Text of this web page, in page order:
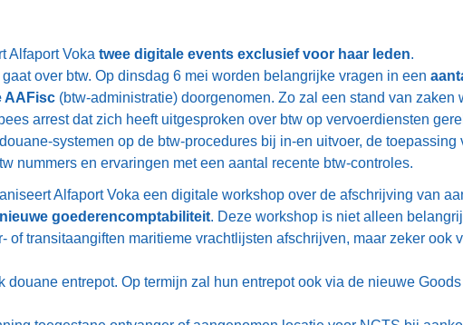
Alfaport Voka twee digitale events exclusief voor haar leden.
over btw. Op dinsdag 6 mei worden belangrijke vragen in een
AAFisc (btw-administratie) doorgenomen. Zo zal een stand van zaken
arrest dat zich heeft uitgesproken over btw op vervoerdiensten
systemen op de btw-procedures bij in-en uitvoer, de toepassing
nummers en ervaringen met een aantal recente btw-controles.
Alfaport Voka een digitale workshop over de afschrijving van
nieuwe goederencomptabiliteit. Deze workshop is niet alleen
of transitaangiften maritieme vrachtlijsten afschrijven, maar zeker ook
douane entrepot. Op termijn zal hun entrepot ook via de nieuwe